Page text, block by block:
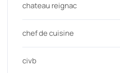
chateau reignac
chef de cuisine
civb